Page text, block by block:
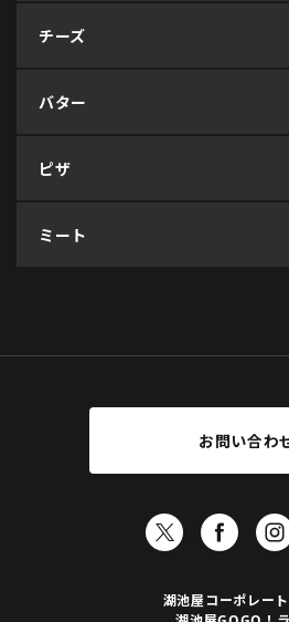
チーズ
バター
ピザ
ミート
お問い合わ
湖池屋コーポレー